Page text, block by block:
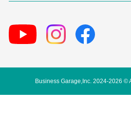
Business Garage,Inc. 2024-2026 ©